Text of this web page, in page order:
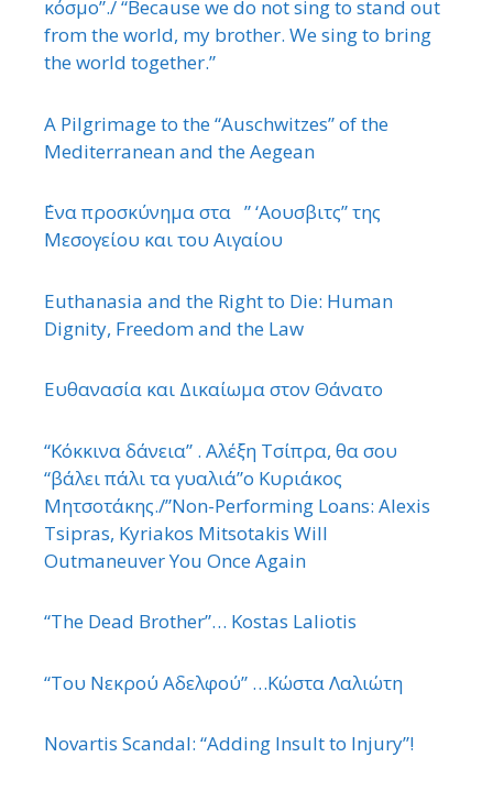
κόσμο”./ “Because we do not sing to stand out
from the world, my brother. We sing to bring
the world together.”
A Pilgrimage to the “Auschwitzes” of the
Mediterranean and the Aegean
΄Ενα προσκύνημα στα ” ‘Αουσβιτς” της
Μεσογείου και του Αιγαίου
Euthanasia and the Right to Die: Human
Dignity, Freedom and the Law
Ευθανασία και Δικαίωμα στον Θάνατο
“Κόκκινα δάνεια” . Αλέξη Τσίπρα, θα σου
“βάλει πάλι τα γυαλιά”ο Κυριάκος
Μητσοτάκης./”Non-Performing Loans: Alexis
Tsipras, Kyriakos Mitsotakis Will
Outmaneuver You Once Again
“The Dead Brother”… Kostas Laliotis
“Του Νεκρού Αδελφού” …Κώστα Λαλιώτη
Novartis Scandal: “Adding Insult to Injury”!